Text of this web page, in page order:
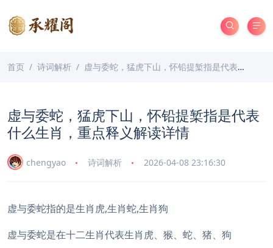
首页 诗词解析 虚与委蛇，猛虎下山，怀铅提椠指是代表什么生肖，重点释义解读详情
虚与委蛇，猛虎下山，怀铅提椠指是代表
什么生肖，重点释义解读详情
chengyao 诗词解析 2026-04-08 23:16:30
虚与委蛇指的是生肖虎,生肖蛇,生肖狗
虚与委蛇是在十二生肖代表生肖虎、猴、蛇、猪、狗